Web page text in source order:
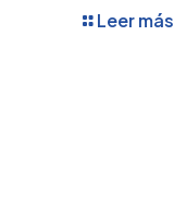
Leer más